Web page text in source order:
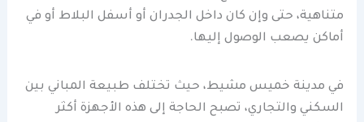
متناهية، حتى وإن كان داخل الجدران أو أسفل البلاط أو في
أماكن يصعب الوصول إليها.
في مدينة خميس مشيط، حيث تختلف طبيعة المباني بين
السكني والتجاري، تصبح الحاجة إلى هذه الأجهزة أكثر